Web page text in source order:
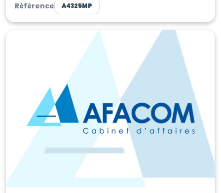
Référence A4325MP